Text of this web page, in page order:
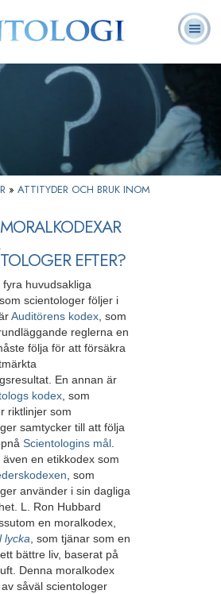
är
Frivilligpastorer
Ofta ställda
frågor
» ATTITYDER OCH BRUK INOM
EFTER?
fyra huvudsakliga
scientologer följer i
Auditörens kodex , som
reglerna en
följa för att försäkra
En annan är
kodex , som
riktlinjer som
samtycker till att följa
Scientologins mål
även en etikkodex som
, som
använder i sin dagliga
L. Ron Hubbard
en moralkodex,
lycka , som tjänar som en
bättre liv, baserat på
Denna moralkodex
såväl scientologer